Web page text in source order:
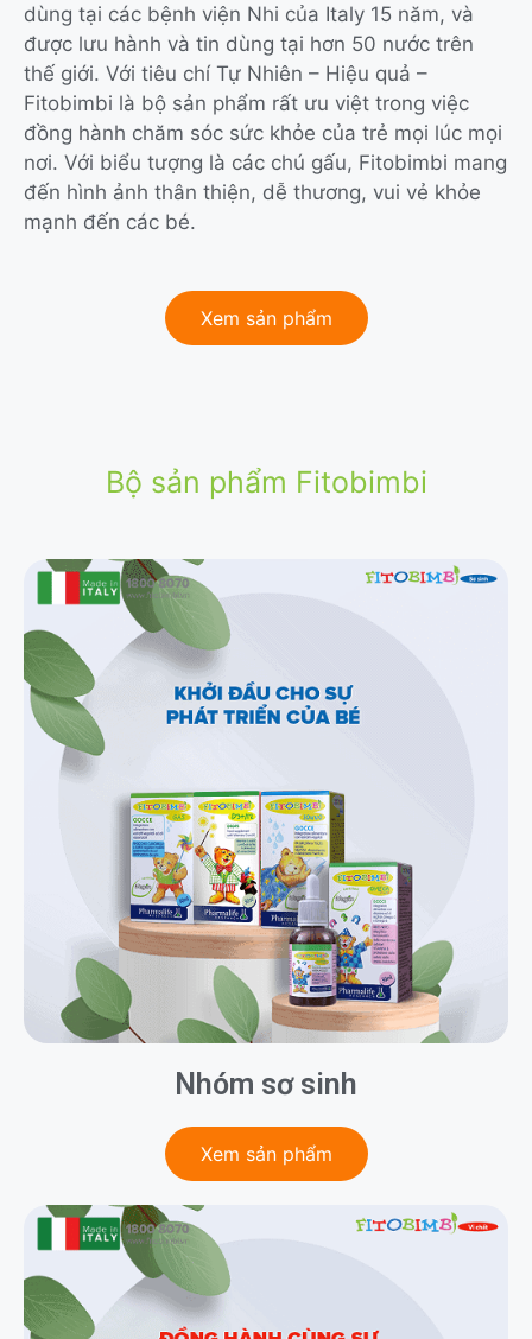
dùng tại các bệnh viện Nhi của Italy 15 năm, và
được lưu hành và tin dùng tại hơn 50 nước trên
thế giới. Với tiêu chí Tự Nhiên – Hiệu quả –
Fitobimbi là bộ sản phẩm rất ưu việt trong việc
đồng hành chăm sóc sức khỏe của trẻ mọi lúc mọi
nơi. Với biểu tượng là các chú gấu, Fitobimbi mang
đến hình ảnh thân thiện, dễ thương, vui vẻ khỏe
mạnh đến các bé.
Xem sản phẩm
Bộ sản phẩm Fitobimbi
Nhóm sơ sinh
Xem sản phẩm